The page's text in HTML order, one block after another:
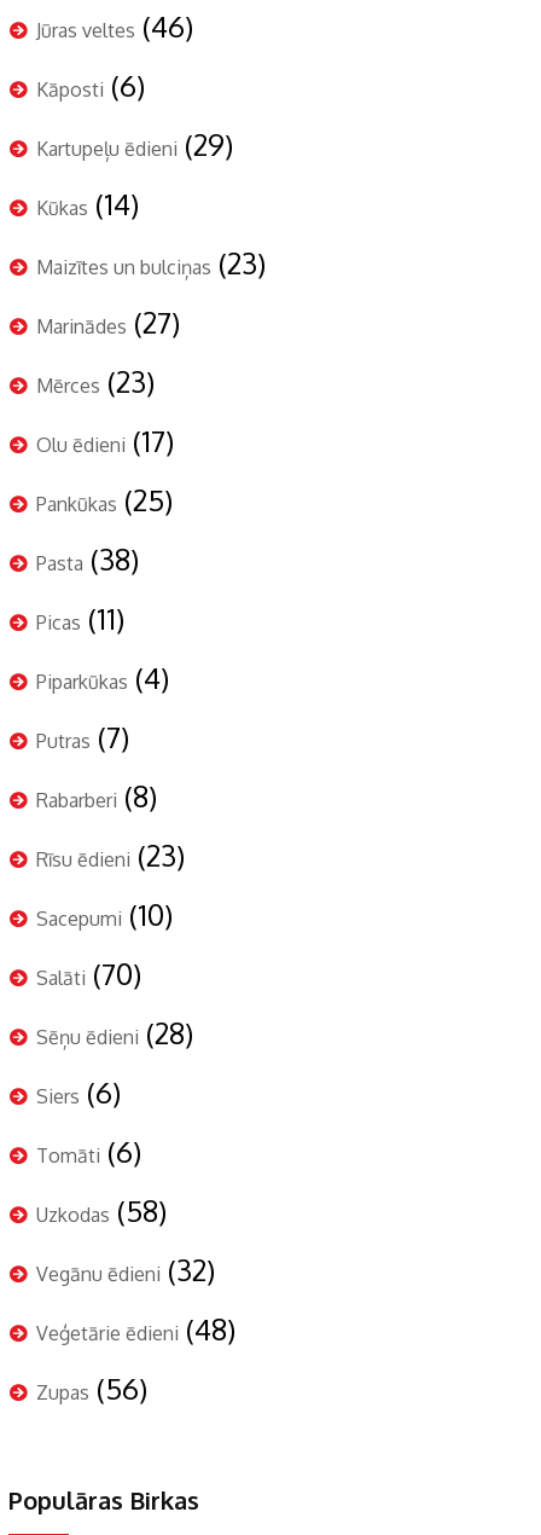
Jūras veltes (46)
Kāposti (6)
Kartupeļu ēdieni (29)
Kūkas (14)
Maizītes un bulciņas (23)
Marinādes (27)
Mērces (23)
Olu ēdieni (17)
Pankūkas (25)
Pasta (38)
Picas (11)
Piparkūkas (4)
Putras (7)
Rabarberi (8)
Rīsu ēdieni (23)
Sacepumi (10)
Salāti (70)
Sēņu ēdieni (28)
Siers (6)
Tomāti (6)
Uzkodas (58)
Vegānu ēdieni (32)
Veģetārie ēdieni (48)
Zupas (56)
Populāras Birkas